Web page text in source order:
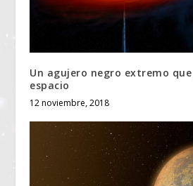
Un agujero negro extremo
espacio
12 noviembre, 2018